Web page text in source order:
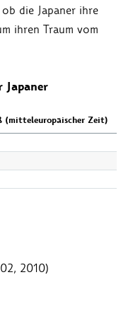
die Japaner ihre
ihren Traum vom
Japaner
(mitteleuropäischer Zeit)
2010)